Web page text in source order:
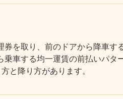
を取り、前のドアから降車す
車する均一運賃の前払いパタ
と降り方があります。